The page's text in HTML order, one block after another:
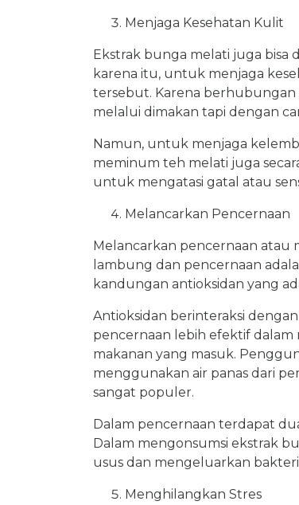
Menjaga Kesehatan Kulit
Ekstrak bunga melati juga bisa
karena itu, untuk menjaga
tersebut. Karena
melalui dimakan tapi dengan
Namun, untuk menjaga
meminum teh melati juga
untuk mengatasi gatal atau
Melancarkan Pencernaan
Melancarkan pencernaan atau
lambung dan pencernaan
kandungan antioksidan yang
Antioksidan berinteraksi
pencernaan lebih efektif dalam
makanan yang masuk.
menggunakan air panas dari
sangat populer.
Dalam pencernaan terdapat
Dalam mengonsumsi ekstrak
usus dan mengeluarkan
Menghilangkan Stres